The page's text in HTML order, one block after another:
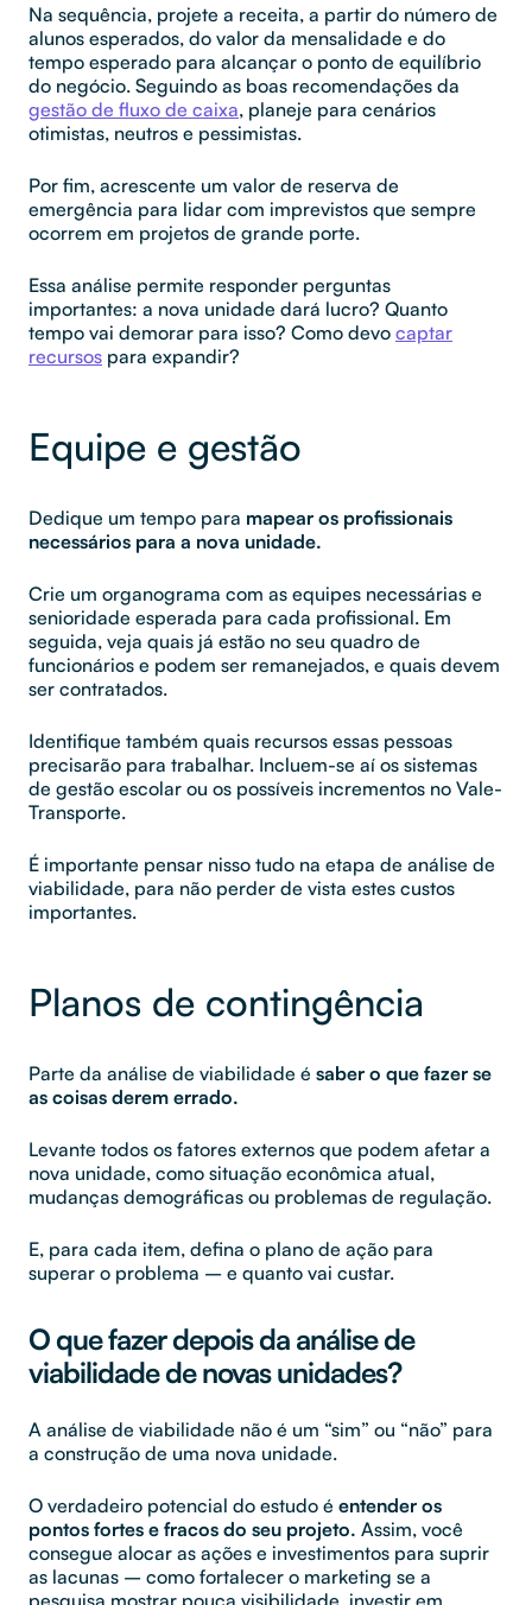
Na sequência, projete a receita, a partir do número de
alunos esperados, do valor da mensalidade e do
tempo esperado para alcançar o ponto de equilíbrio
do negócio. Seguindo as boas recomendações da
gestão de fluxo de caixa, planeje para cenários
otimistas, neutros e pessimistas.
Por fim, acrescente um valor de reserva de
emergência para lidar com imprevistos que sempre
ocorrem em projetos de grande porte.
Essa análise permite responder perguntas
importantes: a nova unidade dará lucro? Quanto
tempo vai demorar para isso? Como devo captar
recursos para expandir?
Equipe e gestão
Dedique um tempo para mapear os profissionais
necessários para a nova unidade.
Crie um organograma com as equipes necessárias e
senioridade esperada para cada profissional. Em
seguida, veja quais já estão no seu quadro de
funcionários e podem ser remanejados, e quais devem
ser contratados.
Identifique também quais recursos essas pessoas
precisarão para trabalhar. Incluem-se aí os sistemas
de gestão escolar ou os possíveis incrementos no Vale-
Transporte.
É importante pensar nisso tudo na etapa de análise de
viabilidade, para não perder de vista estes custos
importantes.
Planos de contingência
Parte da análise de viabilidade é saber o que fazer se
as coisas derem errado.
Levante todos os fatores externos que podem afetar a
nova unidade, como situação econômica atual,
mudanças demográficas ou problemas de regulação.
E, para cada item, defina o plano de ação para
superar o problema – e quanto vai custar.
O que fazer depois da análise de
viabilidade de novas unidades?
A análise de viabilidade não é um “sim” ou “não” para
a construção de uma nova unidade.
O verdadeiro potencial do estudo é entender os
pontos fortes e fracos do seu projeto. Assim, você
consegue alocar as ações e investimentos para suprir
as lacunas – como fortalecer o marketing se a
pesquisa mostrar pouca visibilidade, investir em